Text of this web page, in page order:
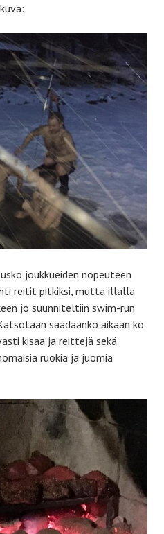
joukkueiden nopeuteen
reitit pitkiksi, mutta illalla
jo suunniteltiin swim-run
saadaanko aikaan ko.
kisaa ja reittejä sekä
ruokia ja juomia